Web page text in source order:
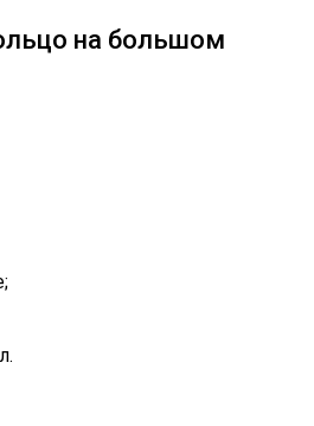
на большом